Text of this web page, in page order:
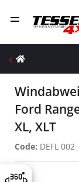
Ford
XL, XLT
Code: DEFL 002